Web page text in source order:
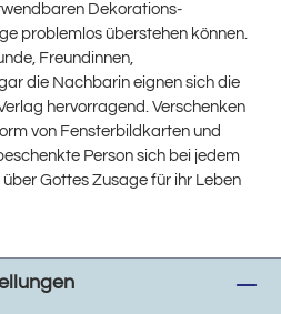
Dekorations-
problemlos überstehen können.
Freundinnen,
die Nachbarin eignen sich die
hervorragend. Verschenken
von Fensterbildkarten und
Person sich bei jedem
Gottes Zusage für ihr Leben